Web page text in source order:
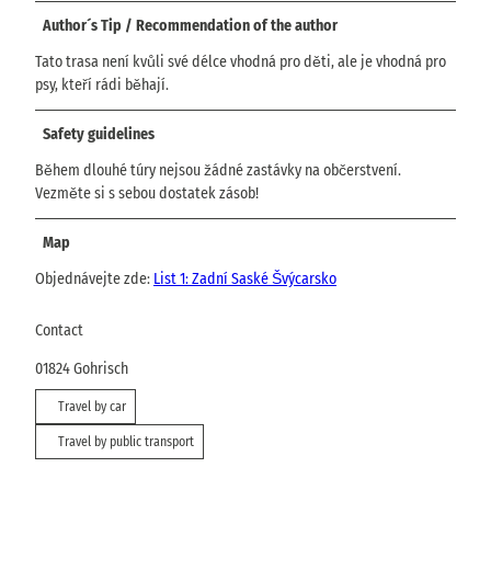
Author´s Tip / Recommendation of the author
Tato trasa není kvůli své délce vhodná pro děti, ale je vhodná pro
psy, kteří rádi běhají.
Safety guidelines
Během dlouhé túry nejsou žádné zastávky na občerstvení.
Vezměte si s sebou dostatek zásob!
Map
Objednávejte zde: List 1: Zadní Saské Švýcarsko
Contact
01824Gohrisch
Travel by car
Travel by public transport